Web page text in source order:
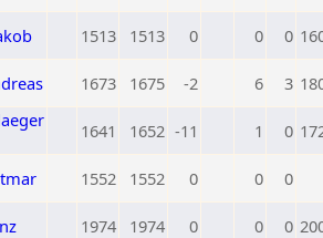
1513 1513 0 0 0
1673 1675 -2 6 3
1641 1652 -11 1 0
1552 1552 0 0 0
1974 1974 0 0 0